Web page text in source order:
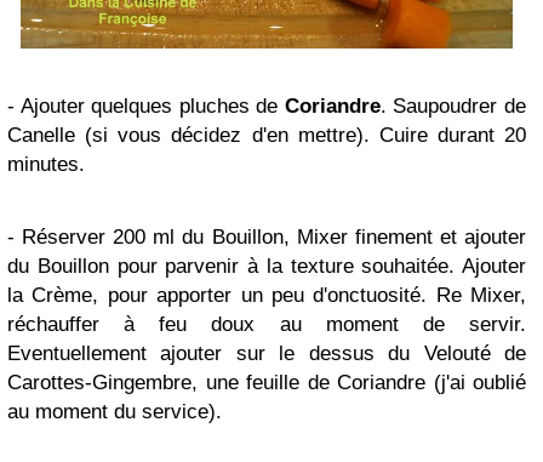
- Ajouter quelques pluches de Coriandre. Saupoudrer de
Canelle (si vous décidez d'en mettre). Cuire durant 20
minutes.
- Réserver 200 ml du Bouillon, Mixer finement et ajouter
du Bouillon pour parvenir à la texture souhaitée. Ajouter
la Crème, pour apporter un peu d'onctuosité. Re Mixer,
réchauffer à feu doux au moment de servir.
Eventuellement ajouter sur le dessus du Velouté de
Carottes-Gingembre, une feuille de Coriandre (j'ai oublié
au moment du service).